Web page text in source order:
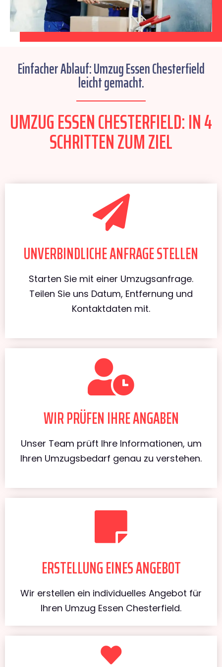
Einfacher Ablauf: Umzug Essen Chesterfield
leicht gemacht.
UMZUG ESSEN CHESTERFIELD: IN 4
SCHRITTEN ZUM ZIEL
UNVERBINDLICHE ANFRAGE STELLEN
Starten Sie mit einer Umzugsanfrage.
Teilen Sie uns Datum, Entfernung und
Kontaktdaten mit.
WIR PRÜFEN IHRE ANGABEN
Unser Team prüft Ihre Informationen, um
Ihren Umzugsbedarf genau zu verstehen.
ERSTELLUNG EINES ANGEBOT
Wir erstellen ein individuelles Angebot für
Ihren Umzug Essen Chesterfield.